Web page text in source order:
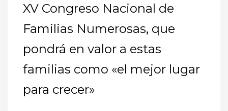
XV Congreso Nacional de
Familias Numerosas, que
pondrá en valor a estas
familias como «el mejor lugar
para crecer»